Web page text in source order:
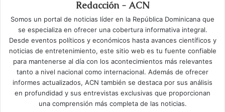
Redacción - ACN
Somos un portal de noticias líder en la República Dominicana que
se especializa en ofrecer una cobertura informativa integral.
Desde eventos políticos y económicos hasta avances científicos y
noticias de entretenimiento, este sitio web es tu fuente confiable
para mantenerse al día con los acontecimientos más relevantes
tanto a nivel nacional como internacional. Además de ofrecer
informes actualizados, ACN también se destaca por sus análisis
en profundidad y sus entrevistas exclusivas que proporcionan
una comprensión más completa de las noticias.